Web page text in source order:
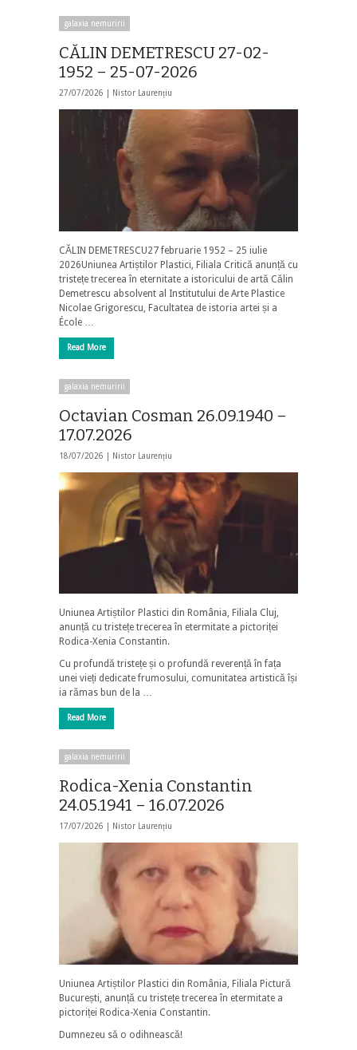
galaxia nemuririi
CĂLIN DEMETRESCU 27-02-
1952 – 25-07-2026
27/07/2026 | Nistor Laurențiu
CĂLIN DEMETRESCU27 februarie 1952 – 25 iulie
2026Uniunea Artiștilor Plastici, Filiala Critică anunță cu
tristețe trecerea în eternitate a istoricului de artă Călin
Demetrescu absolvent al Institutului de Arte Plastice
Nicolae Grigorescu, Facultatea de istoria artei și a
École …
Read More
galaxia nemuririi
Octavian Cosman 26.09.1940 –
17.07.2026
18/07/2026 | Nistor Laurențiu
Uniunea Artiștilor Plastici din România, Filiala Cluj,
anunță cu tristețe trecerea în etermitate a pictoriței
Rodica-Xenia Constantin.
Cu profundă tristețe și o profundă reverență în fața
unei vieți dedicate frumosului, comunitatea artistică își
ia rămas bun de la …
Read More
galaxia nemuririi
Rodica-Xenia Constantin
24.05.1941 – 16.07.2026
17/07/2026 | Nistor Laurențiu
Uniunea Artiștilor Plastici din România, Filiala Pictură
București, anunță cu tristețe trecerea în etermitate a
pictoriței Rodica-Xenia Constantin.
Dumnezeu să o odihnească!